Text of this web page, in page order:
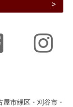
市緑区・刈谷市・